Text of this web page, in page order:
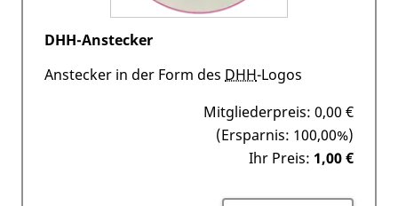
DHH-Anstecker
Anstecker in der Form des DHH-Logos
Mitgliederpreis: 0,00 €
(Ersparnis: 100,00%)
Ihr Preis: 1,00 €